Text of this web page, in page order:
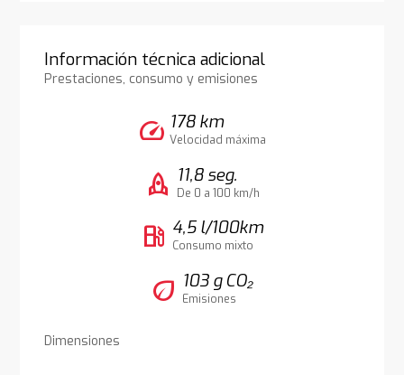
Información técnica adicional
Prestaciones, consumo y emisiones
speed 178 km
Velocidad máxima
rocket 11,8 seg.
De 0 a 100 km/h
local_gas_station 4,5 l/100km
Consumo mixto
eco 103 g CO₂
Emisiones
Dimensiones